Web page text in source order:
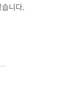
니다.